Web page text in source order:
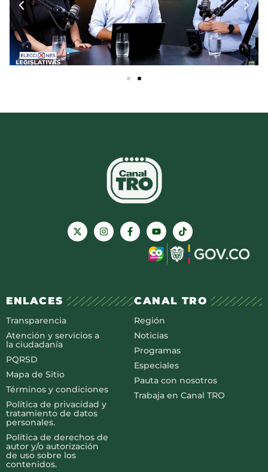
ENLACES
Transparencia
Atención y servicios a
la ciudadanía
PQRSD
Mapa de Sitio
Términos y condiciones
Política de privacidad y
tratamiento de datos
personales.
Política de derechos de
autor y/o autorización
de uso sobre los
contenidos.
CANAL TRO
Región
Noticias
Programas
Especiales
Pauta con nosotros
Trabaja en Canal TRO